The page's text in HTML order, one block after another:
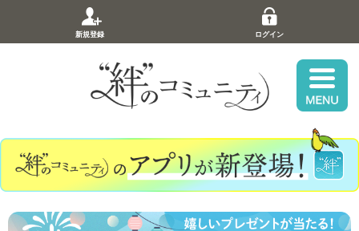
新規登録 ログイン